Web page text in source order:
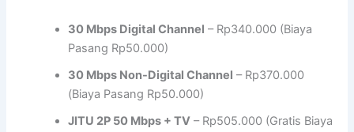
30 Mbps Digital Channel – Rp340.000 (Biaya
Pasang Rp50.000)
30 Mbps Non-Digital Channel – Rp370.000
(Biaya Pasang Rp50.000)
JITU 2P 50 Mbps + TV – Rp505.000 (Gratis Biaya